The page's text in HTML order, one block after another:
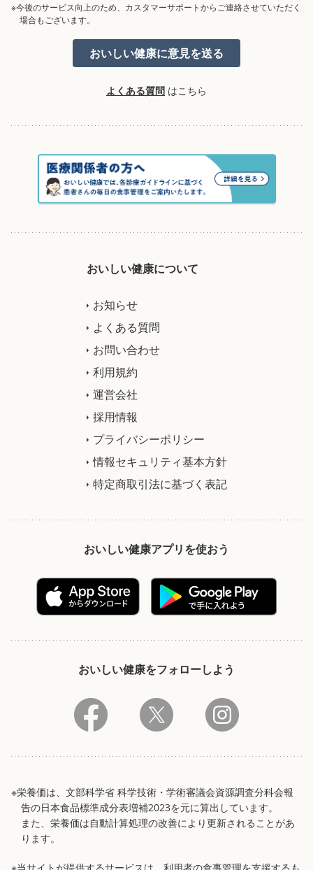
※今後のサービス向上のため、カスタマーサポートからご連絡させていただく
場合もございます。
よくある質問 はこちら
おいしい健康について
お知らせ
よくある質問
お問い合わせ
利用規約
運営会社
採用情報
プライバシーポリシー
情報セキュリティ基本方針
特定商取引法に基づく表記
おいしい健康アプリを使おう
おいしい健康をフォローしよう
※栄養価は、文部科学省 科学技術・学術審議会資源調査分科会報
告の日本食品標準成分表増補2023を元に算出しています。
また、栄養価は自動計算処理の改善により更新されることがあ
ります。